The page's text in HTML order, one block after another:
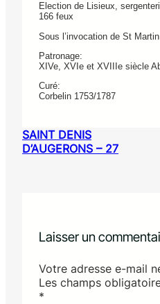
Election de Lisieux,
166 feux
Sous l’invocation de St Martin
Patronage:
XIVe, XVIe et XVIIIe siècle
Curé:
Corbelin 1753/1787
SAINT DENIS
D’AUGERONS – 27
Laisser un
Votre adresse e-mail
Les champs
*